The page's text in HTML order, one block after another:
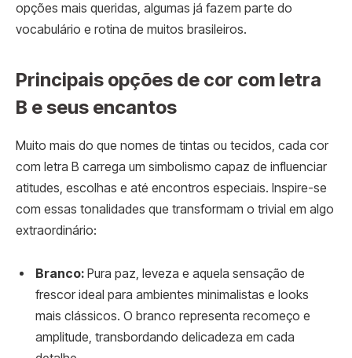
opções mais queridas, algumas já fazem parte do
vocabulário e rotina de muitos brasileiros.
Principais opções de cor com letra
B e seus encantos
Muito mais do que nomes de tintas ou tecidos, cada cor
com letra B carrega um simbolismo capaz de influenciar
atitudes, escolhas e até encontros especiais. Inspire-se
com essas tonalidades que transformam o trivial em algo
extraordinário:
Branco: Pura paz, leveza e aquela sensação de
frescor ideal para ambientes minimalistas e looks
mais clássicos. O branco representa recomeço e
amplitude, transbordando delicadeza em cada